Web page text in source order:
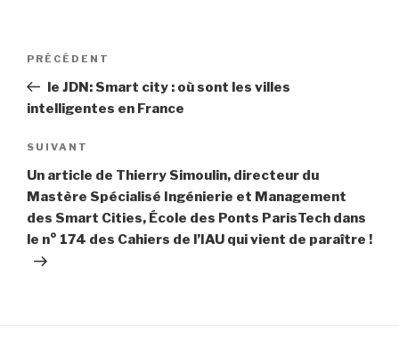
Navigation
l’article
Article
précédent
PRÉCÉDENT
le JDN: Smart city : où sont les villes
intelligentes en France
Article
suivant
SUIVANT
Un article de Thierry Simoulin, directeur du
Mastère Spécialisé Ingénierie et Management
des Smart Cities, École des Ponts ParisTech dans
le n° 174 des Cahiers de l’IAU qui vient de paraître !